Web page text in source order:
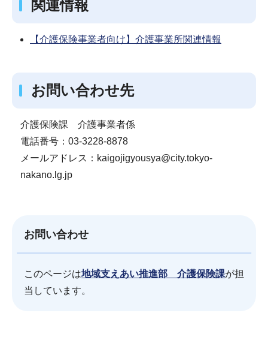
関連情報
【介護保険事業者向け】介護事業所関連情報
お問い合わせ先
介護保険課 介護事業者係
電話番号：03-3228-8878
メールアドレス：kaigojigyousya@city.tokyo-
nakano.lg.jp
お問い合わせ
このページは地域支えあい推進部 介護保険課が担
当しています。